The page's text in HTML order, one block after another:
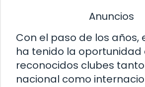
Anuncios
Con el paso de los años,
ha tenido la oportunidad
reconocidos clubes
nacional como